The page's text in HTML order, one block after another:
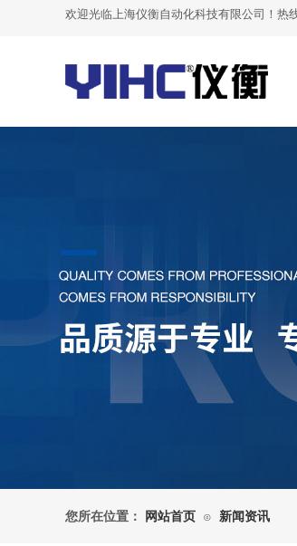
欢迎光临上海仪衡自动化科技有限公司 ！热
您所在位置： 网站首页 ⊙ 新闻资讯